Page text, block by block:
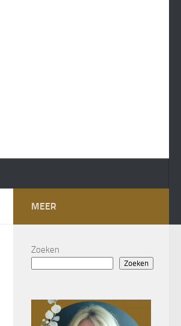
MEER
Zoeken
Zoeken